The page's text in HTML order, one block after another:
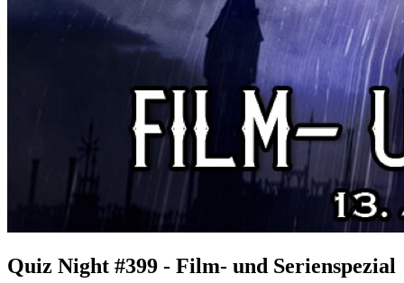
Quiz Night #399 - Film- und Serienspezial